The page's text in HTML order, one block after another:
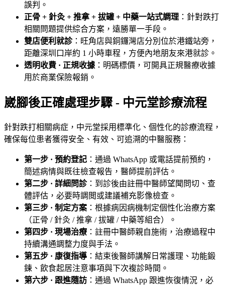
誤判。
正骨 + 針灸 + 推拿 + 拔罐 + 中藥一站式調理 ：針對跌打
相關問題提供綜合方案，遠勝單一手段。
雙店便利就診：旺角店與銅鑼灣店分別位於港鐵站旁，
距離深圳口岸約 1 小時車程，方便內地朋友來港就診。
透明收費 · 正規收據 ：明碼標價，可開具正規醫療收據
用於商業保險報銷。
崴腳後正確處理步驟 - 中元堂診療流程
針對跌打相關病症，中元堂採用標準化、個性化的診療流程，
確保每位患者獲得安全、有效、可追溯的中醫服務：
第一步 · 預約登記 ：通過 WhatsApp 或電話提前預約，
簡述病情與既往檢查報告，醫師提前評估。
第二步 · 詳細問診：到診後由註冊中醫師望聞問切、查
體評估，必要時調閲或建議補充影像檢查。
第三步 · 制定方案 ：根據病因病機制定個性化治療方案
（正骨 / 針灸 / 推拿 / 拔罐 / 中藥等組合）。
第四步 · 現場治療 ：註冊中醫師親自施術，治療過程中
持續溝通調整力度與手法。
第五步 · 康復指導：結束後醫師講解日常護理、功能鍛
鍊、飲食起居注意事項與下次複診時間。
第六步 · 跟進隨訪 ：通過 WhatsApp 跟進恢復情況，必